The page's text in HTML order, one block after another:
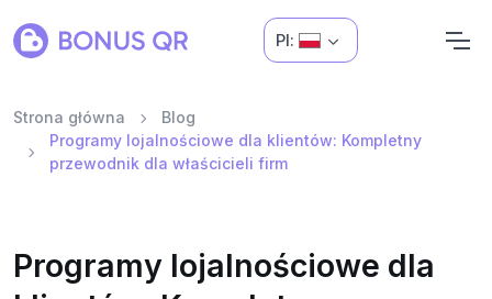
Pl:
Strona główna
Blog
Programy lojalnościowe dla klientów: Kompletny
przewodnik dla właścicieli firm
Programy lojalnościowe dla